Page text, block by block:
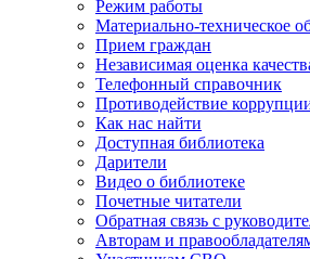
Режим работы
Материально-техническое
Прием граждан
Независимая оценка
Телефонный справочник
Противодействие
Как нас найти
Доступная библиотека
Дарители
Видео о библиотеке
Почетные читатели
Обратная связь с
Авторам и